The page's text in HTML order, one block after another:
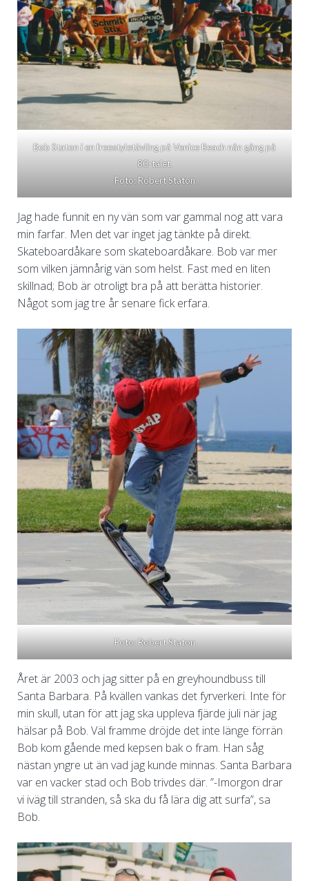
Bob Staton i en freestyletävling på Venice Beach nån gång på
80-talet.
Foto: Robert Staton
Jag hade funnit en ny vän som var gammal nog att vara
min farfar. Men det var inget jag tänkte på direkt.
Skateboardåkare som skateboardåkare. Bob var mer
som vilken jämnårig vän som helst. Fast med en liten
skillnad; Bob är otroligt bra på att berätta historier.
Något som jag tre år senare fick erfara.
Foto: Robert Staton
Året är 2003 och jag sitter på en greyhoundbuss till
Santa Barbara. På kvällen vankas det fyrverkeri. Inte för
min skull, utan för att jag ska uppleva fjärde juli när jag
hälsar på Bob. Väl framme dröjde det inte länge förrän
Bob kom gående med kepsen bak o fram. Han såg
nästan yngre ut än vad jag kunde minnas. Santa Barbara
var en vacker stad och Bob trivdes där. ”-Imorgon drar
vi iväg till stranden, så ska du få lära dig att surfa”, sa
Bob.